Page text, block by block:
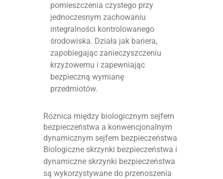
pomieszczenia czystego przy
jednoczesnym zachowaniu
integralności kontrolowanego
środowiska. Działa jak bariera,
zapobiegając zanieczyszczeniu
krzyżowemu i zapewniając
bezpieczną wymianę
przedmiotów.
Różnica między biologicznym sejfem
bezpieczeństwa a konwencjonalnym
dynamicznym sejfem bezpieczeństwa
Biologiczne skrzynki bezpieczeństwa i
dynamiczne skrzynki bezpieczeństwa
są wykorzystywane do przenoszenia